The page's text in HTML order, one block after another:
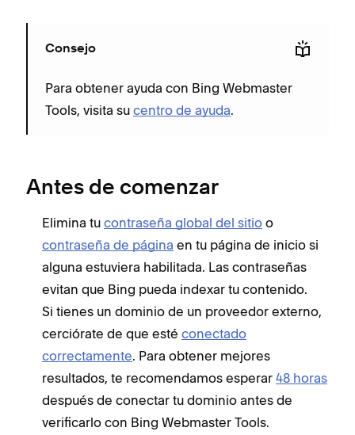
Consejo
Para obtener ayuda con Bing Webmaster
Tools, visita su centro de ayuda.
Antes de comenzar
Elimina tu contraseña global del sitio o
contraseña de página en tu página de inicio si
alguna estuviera habilitada. Las contraseñas
evitan que Bing pueda indexar tu contenido.
Si tienes un dominio de un proveedor externo,
cerciórate de que esté conectado
correctamente. Para obtener mejores
resultados, te recomendamos esperar 48 horas
después de conectar tu dominio antes de
verificarlo con Bing Webmaster Tools.